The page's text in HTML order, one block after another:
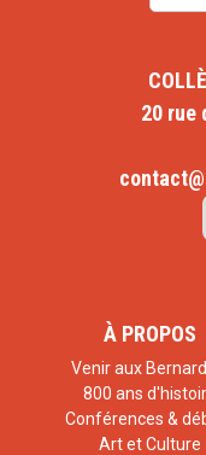
20 rue
À PROPOS
Venir aux
800 ans
Conférences &
Art et Culture